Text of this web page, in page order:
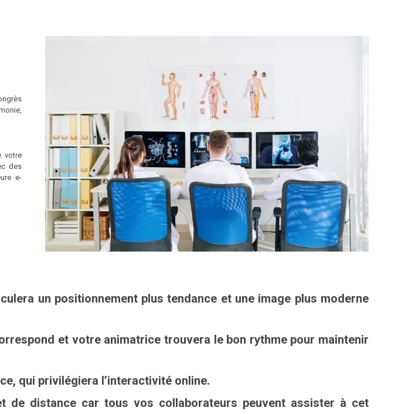
votre
des
e-
un positionnement plus tendance et une image plus moderne
et votre animatrice trouvera le bon rythme pour maintenir
qui privilégiera l’interactivité online.
de distance car tous vos collaborateurs peuvent assister à cet